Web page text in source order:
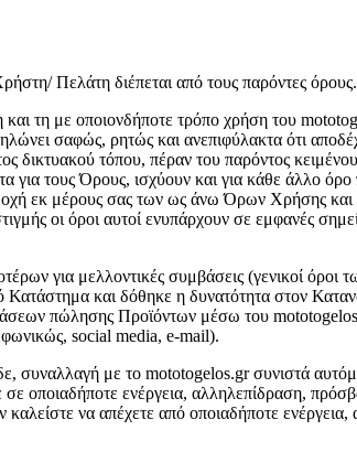
Πελάτη διέπεται από τους παρόντες όρους.
τη με οποιονδήποτε τρόπο χρήση του
σαφώς, ρητώς και ανεπιφύλακτα ότι
δικτυακού τόπου, πέραν του παρόντος
τους Όρους, ισχύουν και για κάθε άλλο όρο
εκ μέρους σας των ως άνω Όρων Χρήσης
οι όροι αυτοί ενυπάρχουν σε εμφανές
για μελλοντικές συμβάσεις (γενικοί
και δόθηκε η δυνατότητα στον
πώλησης Προϊόντων μέσω του
social media, e-mail).
με το mototogelos.gr συνιστά
οποιαδήποτε ενέργεια, αλληλεπίδραση,
να απέχετε από οποιαδήποτε